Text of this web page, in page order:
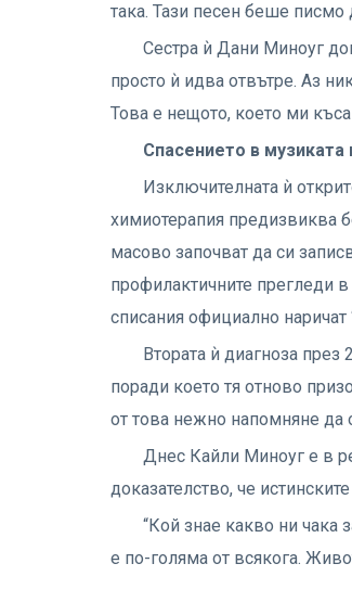
така. Тази песен беше
Сестра ѝ Дани Миноуг
просто ѝ идва отвътре. Аз
Това е нещото, което ми къса
Спасението в
Изключителната ѝ
химиотерапия предизвиква
масово започват да си
профилактичните прегледи
списания официално наричат
Втората ѝ диагноза
поради което тя отново
от това нежно напомняне да
Днес Кайли Миноуг е в
доказателство, че
“Кой знае какво ни чака
е по-голяма от всякога.